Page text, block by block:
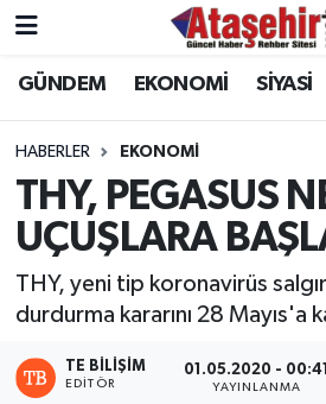
GÜNDEM EKONOMİ SİYASİ
HABERLER EKONOMİ
THY, PEGASUS
UÇUŞLARA
THY, yeni tip koronavirüs
durdurma kararını 28 Mayıs'a
TE BILIŞIM
EDITÖR
01.05.2020 - 00:41
YAYINLANMA
Hava Durumu
Trafik Durumu
Süper Lig Puan Durumu ve
Tüm Manşetler
Son Dakika Haberleri
Haber Arşivi